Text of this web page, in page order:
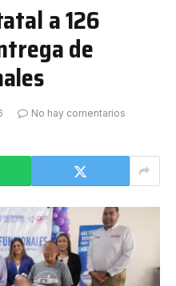
a 126
de
No hay comentarios